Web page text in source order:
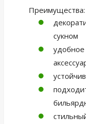
Преимущества:
сукном